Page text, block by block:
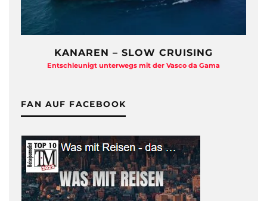
KANAREN – SLOW CRUISING
Entschleunigt unterwegs mit der Vasco da Gama
FAN AUF FACEBOOK